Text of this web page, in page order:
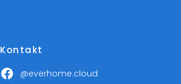
Kontakt
@everhome.cloud